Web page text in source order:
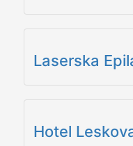
Laserska
Hotel